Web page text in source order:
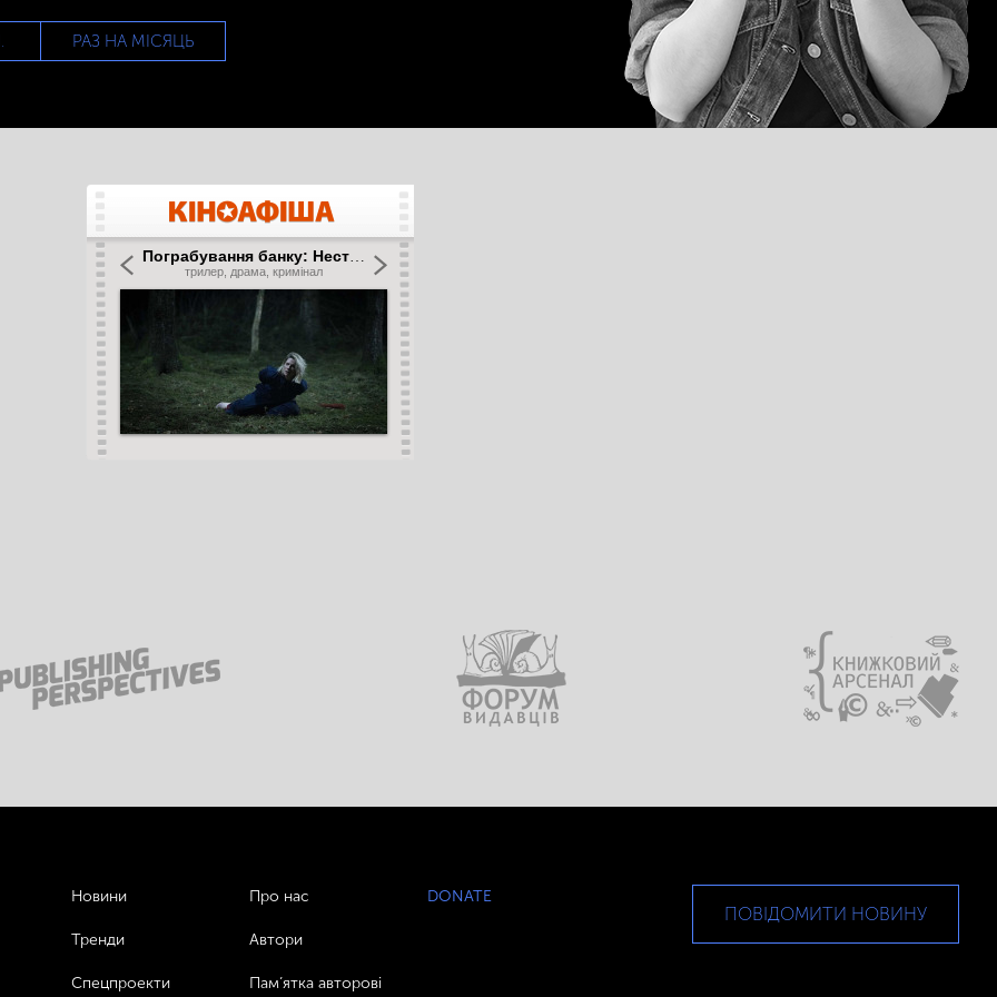
РАЗ НА МІСЯЦЬ
Новини
Тренди
Спецпроекти
Про нас
Автори
Пам’ятка авторові
DONATE
ПОВІДОМИТИ НОВИНУ